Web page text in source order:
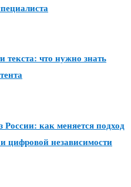
текста: что нужно знать
России: как меняется подход
и цифровой независимости